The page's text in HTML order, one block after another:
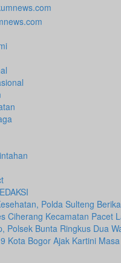
Polda Sulteng
Ciherang Kecamatan Pacet
Polsek Bunta Ringkus Dua
Kota Bogor Ajak Kartini